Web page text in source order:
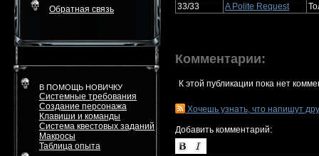
Обратная связь
В ПОМОЩЬ НОВИЧКУ
Системные требования
Создание персонажа
Клавиши и команды
Система квестовых заданий
Макросы
Таблица опыта
33/33
A Polite Request
Комментарии:
К этой публикации пока нет
Хочешь узнать, что напишут
Добавить комментарий: